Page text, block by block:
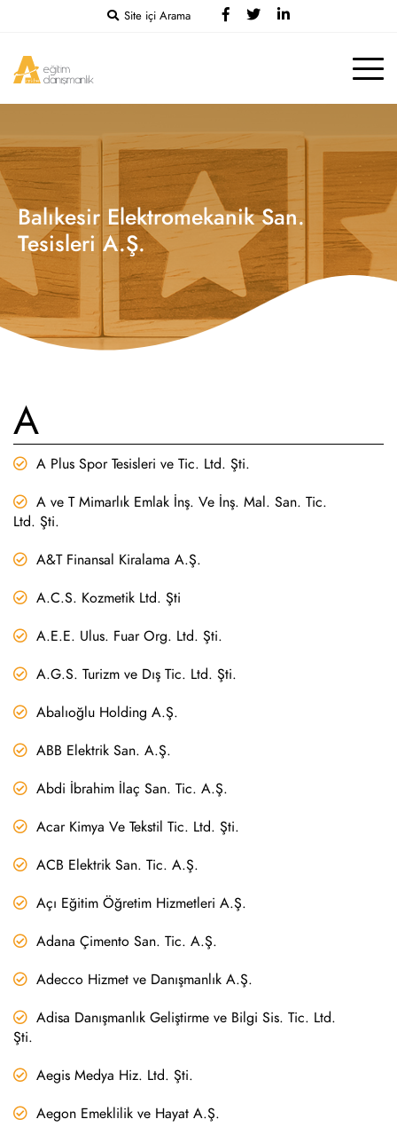
Site içi Arama
Balıkesir Elektromekanik San.
Tesisleri A.Ş.
A
A Plus Spor Tesisleri ve Tic. Ltd. Şti.
A ve T Mimarlık Emlak İnş. Ve İnş. Mal. San. Tic.
Ltd. Şti.
A&T Finansal Kiralama A.Ş.
A.C.S. Kozmetik Ltd. Şti
A.E.E. Ulus. Fuar Org. Ltd. Şti.
A.G.S. Turizm ve Dış Tic. Ltd. Şti.
Abalıoğlu Holding A.Ş.
ABB Elektrik San. A.Ş.
Abdi İbrahim İlaç San. Tic. A.Ş.
Acar Kimya Ve Tekstil Tic. Ltd. Şti.
ACB Elektrik San. Tic. A.Ş.
Açı Eğitim Öğretim Hizmetleri A.Ş.
Adana Çimento San. Tic. A.Ş.
Adecco Hizmet ve Danışmanlık A.Ş.
Adisa Danışmanlık Geliştirme ve Bilgi Sis. Tic. Ltd.
Şti.
Aegis Medya Hiz. Ltd. Şti.
Aegon Emeklilik ve Hayat A.Ş.